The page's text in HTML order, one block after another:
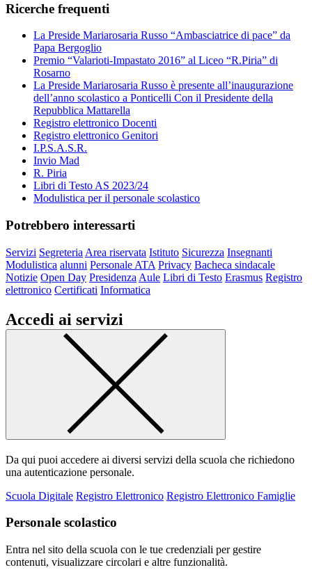
Ricerche frequenti
La Preside Mariarosaria Russo “Ambasciatrice di pace” da
Papa Bergoglio
Premio “Valarioti-Impastato 2016” al Liceo “R.Piria” di
Rosarno
La Preside Mariarosaria Russo è presente all’inaugurazione
dell’anno scolastico a Ponticelli Con il Presidente della
Repubblica Mattarella
Registro elettronico Docenti
Registro elettronico Genitori
I.P.S.A.S.R.
Invio Mad
R. Piria
Libri di Testo AS 2023/24
Modulistica per il personale scolastico
Potrebbero interessarti
Servizi Segreteria Area riservata Istituto Sicurezza Insegnanti
Modulistica alunni Personale ATA Privacy Bacheca sindacale
Notizie Open Day Presidenza Aule Libri di Testo Erasmus Registro
elettronico Certificati Informatica
Accedi ai servizi
Da qui puoi accedere ai diversi servizi della scuola che richiedono
una autenticazione personale.
Scuola Digitale Registro Elettronico Registro Elettronico Famiglie
Personale scolastico
Entra nel sito della scuola con le tue credenziali per gestire
contenuti, visualizzare circolari e altre funzionalità.